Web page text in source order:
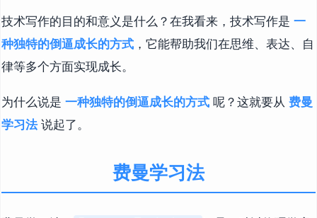
技术写作的目的和意义是什么？在我看来，技术写作是 一
种独特的倒逼成长的方式 ，它能帮助我们在思维、表达、自
律等多个方面实现成长。
为什么说是 一种独特的倒逼成长的方式 呢？这就要从 费曼
学习法 说起了。
费曼学习法